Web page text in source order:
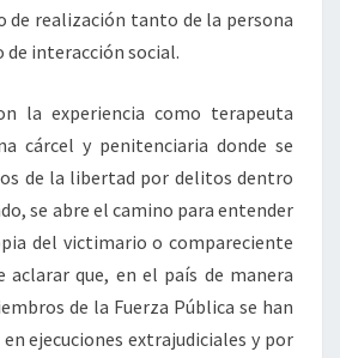
de realización tanto de la persona
interacción social.
la experiencia como terapeuta
cárcel y penitenciaria donde se
de la libertad por delitos dentro
se abre el camino para entender
del victimario o compareciente
aclarar que, en el país de manera
de la Fuerza Pública se han
ejecuciones extrajudiciales y por